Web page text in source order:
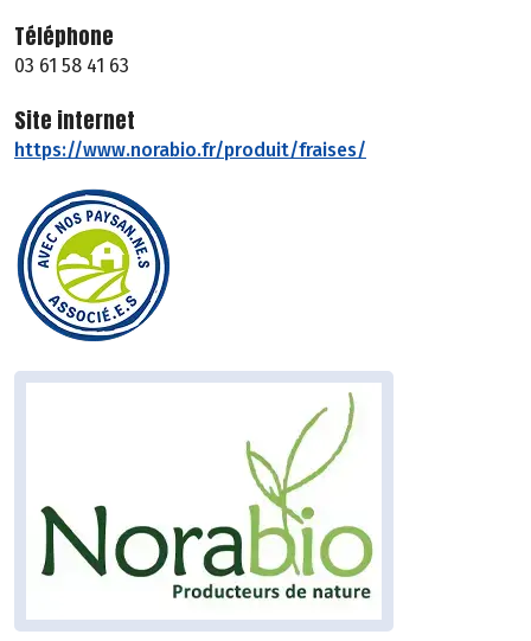
Téléphone
03 61 58 41 63
Site internet
https://www.norabio.fr/produit/fraises/